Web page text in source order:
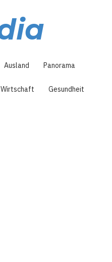
Ausland Panorama
Wirtschaft Gesundheit